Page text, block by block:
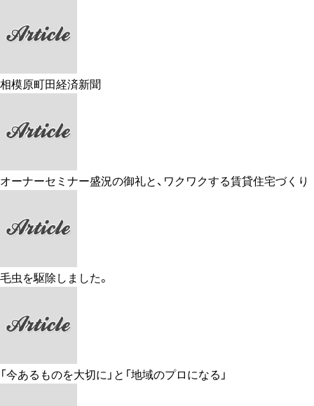
相模原町田経済新聞
オーナーセミナー盛況の御礼と、ワクワクする賃貸住宅づくり
毛虫を駆除しました。
「今あるものを大切に」と「地域のプロになる」